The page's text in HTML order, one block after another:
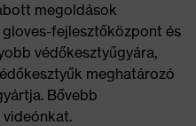
megoldások
fejlesztőközpont és
védőkesztyűgyára,
meghatározó
Bővebb